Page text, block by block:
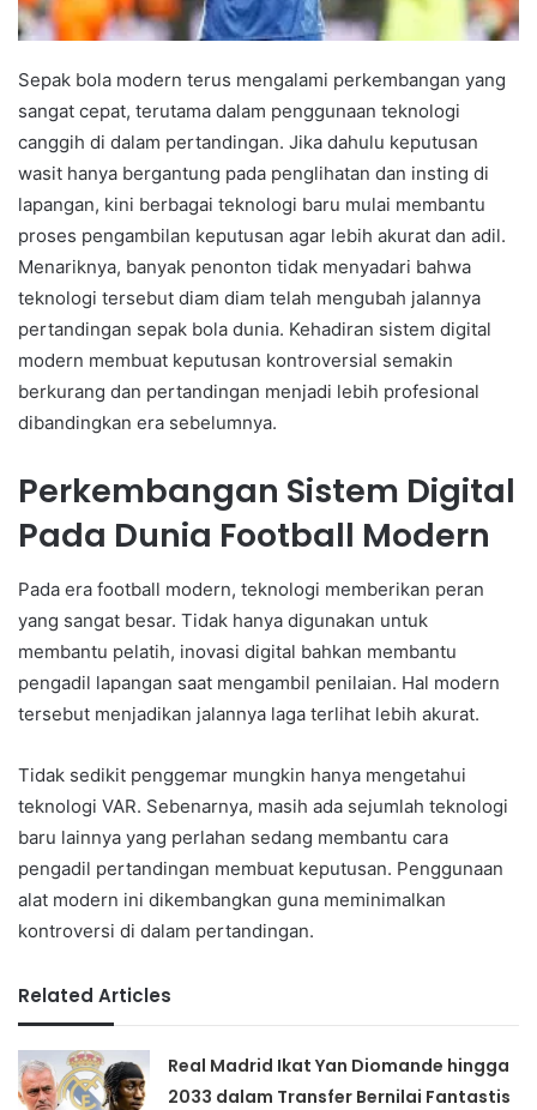
Sepak bola modern terus mengalami perkembangan yang
sangat cepat, terutama dalam penggunaan teknologi
canggih di dalam pertandingan. Jika dahulu keputusan
wasit hanya bergantung pada penglihatan dan insting di
lapangan, kini berbagai teknologi baru mulai membantu
proses pengambilan keputusan agar lebih akurat dan adil.
Menariknya, banyak penonton tidak menyadari bahwa
teknologi tersebut diam diam telah mengubah jalannya
pertandingan sepak bola dunia. Kehadiran sistem digital
modern membuat keputusan kontroversial semakin
berkurang dan pertandingan menjadi lebih profesional
dibandingkan era sebelumnya.
Perkembangan Sistem Digital
Pada Dunia Football Modern
Pada era football modern, teknologi memberikan peran
yang sangat besar. Tidak hanya digunakan untuk
membantu pelatih, inovasi digital bahkan membantu
pengadil lapangan saat mengambil penilaian. Hal modern
tersebut menjadikan jalannya laga terlihat lebih akurat.
Tidak sedikit penggemar mungkin hanya mengetahui
teknologi VAR. Sebenarnya, masih ada sejumlah teknologi
baru lainnya yang perlahan sedang membantu cara
pengadil pertandingan membuat keputusan. Penggunaan
alat modern ini dikembangkan guna meminimalkan
kontroversi di dalam pertandingan.
Related Articles
Real Madrid Ikat Yan Diomande hingga
2033 dalam Transfer Bernilai Fantastis